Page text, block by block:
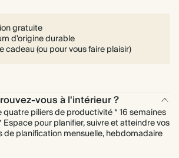
gratuite
d'origine durable
cadeau (ou pour vous faire plaisir)
vous à l'intérieur ?
piliers de productivité * 16 semaines
pour planifier, suivre et atteindre vos
de planification mensuelle, hebdomadaire